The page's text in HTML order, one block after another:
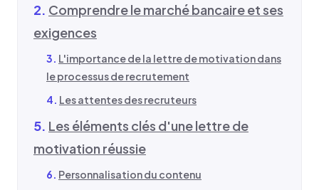
Comprendre le marché bancaire et ses
exigences
L'importance de la lettre de motivation dans
le processus de recrutement
Les attentes des recruteurs
Les éléments clés d'une lettre de
motivation réussie
Personnalisation du contenu